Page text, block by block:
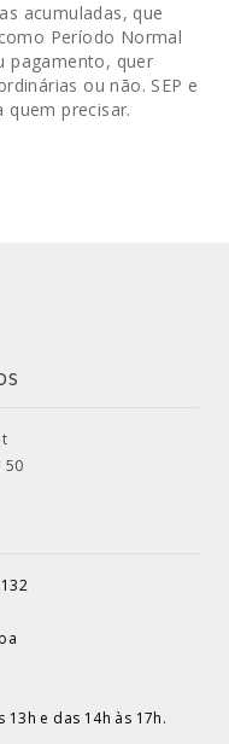
acumuladas, que
Período Normal
pagamento, quer
ou não. SEP e
quem precisar.
50
e das 14h às 17h.